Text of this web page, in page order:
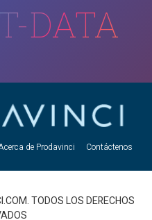
DATA
de Prodavinci Contáctenos
TODOS LOS DERECHOS